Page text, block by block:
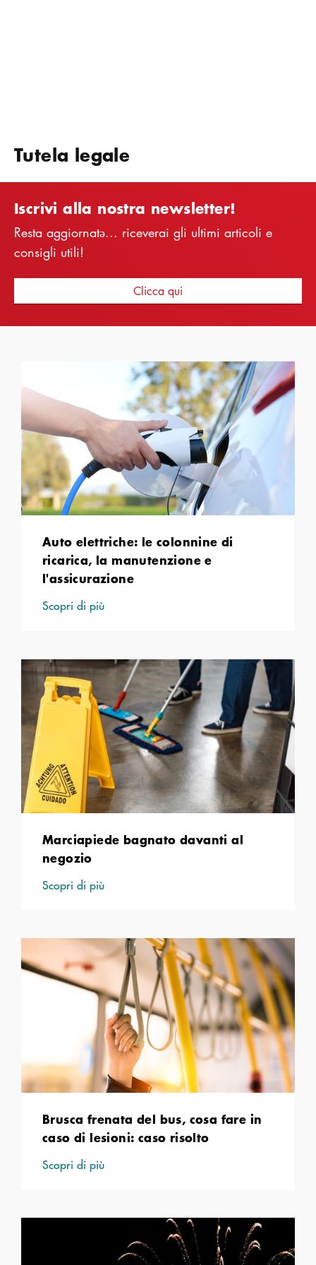
Tutela legale
Iscrivi alla nostra newsletter!
Resta aggiornatə... riceverai gli ultimi articoli e
consigli utili!
Clicca qui
Auto elettriche: le colonnine di
ricarica, la manutenzione e
l'assicurazione
Scopri di più
Marciapiede bagnato davanti al
negozio
Scopri di più
Brusca frenata del bus, cosa fare in
caso di lesioni: caso risolto
Scopri di più